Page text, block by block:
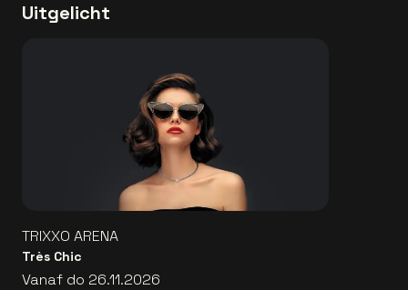
Uitgelicht
TRIXXO ARENA
Très Chic
Vanaf do 26.11.2026